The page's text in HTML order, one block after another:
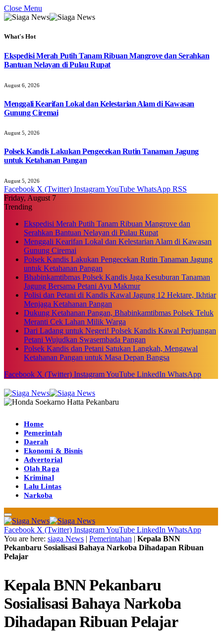
Close Menu
What's Hot
Ekspedisi Merah Putih Tanam Ribuan Mangrove dan Serahkan
Bantuan Nelayan di Pulau Rupat
August 6, 2026
Menggali Kearifan Lokal dan Kelestarian Alam di Kawasan
Gunung Ciremai
August 5, 2026
Polsek Kandis Lakukan Pengecekan Rutin Tanaman Jagung
untuk Ketahanan Pangan
August 5, 2026
Facebook X (Twitter) InstagramYouTube WhatsApp RSS
Friday, August 7
Trending
Ekspedisi Merah Putih Tanam Ribuan Mangrove dan
Serahkan Bantuan Nelayan di Pulau Rupat
Menggali Kearifan Lokal dan Kelestarian Alam di Kawasan
Gunung Ciremai
Polsek Kandis Lakukan Pengecekan Rutin Tanaman Jagung
untuk Ketahanan Pangan
Bhabinkamtibmas Polsek Kandis Jaga Kesuburan Tanaman
Jagung Bersama Petani Ayu Makmur
Polisi dan Petani di Kandis Kawal Jagung 12 Hektare, Ikhtiar
Menjaga Ketahanan Pangan
Dukung Ketahanan Pangan, Bhabinkamtibmas Polsek Teluk
Meranti Cek Lahan Milik Warga
Dari Ladang untuk Negeri! Polsek Kandis Kawal Perjuangan
Petani Wujudkan Swasembada Pangan
Polsek Kandis dan Petani Satukan Langkah, Mengawal
Ketahanan Pangan untuk Masa Depan Bangsa
Facebook X (Twitter) InstagramYouTube LinkedIn WhatsApp
Home
Pemerintah
Daerah
Ekonomi & Bisnis
Advertorial
Olah Raga
Kriminal
Lalu Lintas
Narkoba
Facebook X (Twitter) InstagramYouTube LinkedIn WhatsApp
You are here: siaga News | Pemerintahan | Kepala BNN
Pekanbaru Sosialisasi Bahaya Narkoba Dihadapan Ribuan
Pelajar
Kepala BNN Pekanbaru
Sosialisasi Bahaya Narkoba
Dihadapan Ribuan Pelajar